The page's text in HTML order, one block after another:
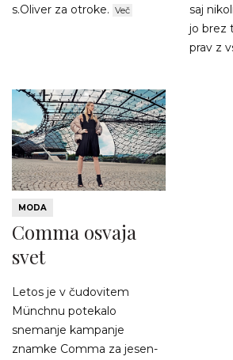
s.Oliver za otroke. Več
saj
jo brez
prav z
MODA
Comma osvaja
svet
Letos je v čudovitem
Münchnu potekalo
snemanje kampanje
znamke Comma za jesen-